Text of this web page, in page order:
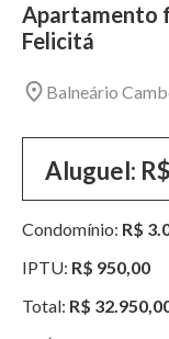
Apartamento
Felicitá
Balneário
Aluguel:
Condomínio: R$
IPTU: R$ 950,00
Total: R$